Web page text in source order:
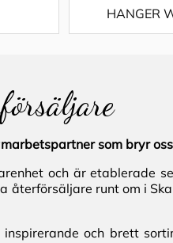
HANGER
som bryr
och är etablerade
återförsäljare runt om i
och brett